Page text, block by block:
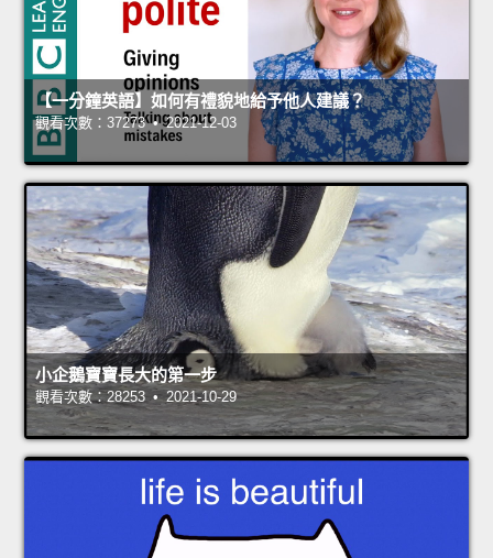
【一分鐘英語】如何有禮貌地給予他人建議？
觀看次數：37273 • 2021-12-03
小企鵝寶寶長大的第一步
觀看次數：28253 • 2021-10-29